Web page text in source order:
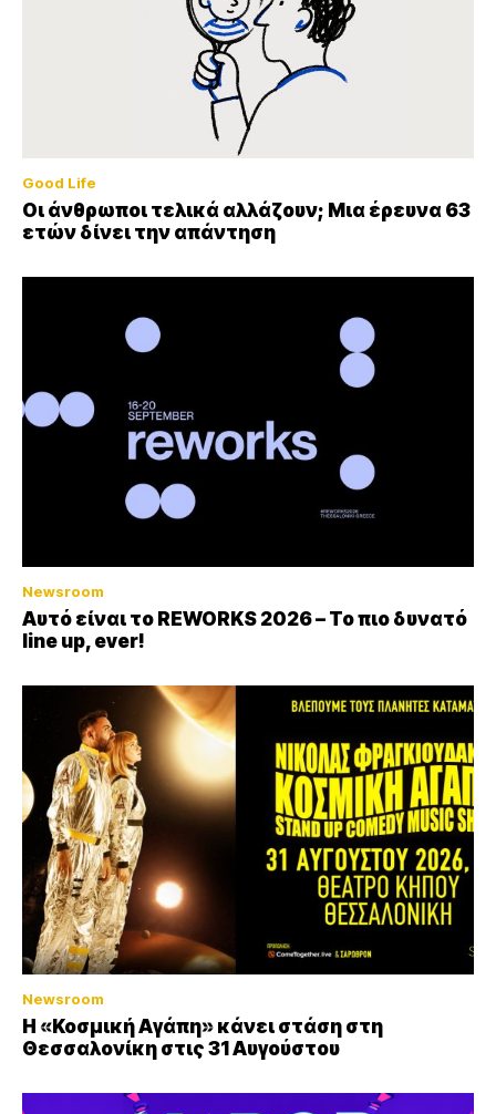
Good Life
Οι άνθρωποι τελικά αλλάζουν; Μια έρευνα 63
ετών δίνει την απάντηση
Newsroom
Αυτό είναι το REWORKS 2026 – Το πιο δυνατό
line up, ever!
Newsroom
Η «Κοσμική Αγάπη» κάνει στάση στη
Θεσσαλονίκη στις 31 Αυγούστου